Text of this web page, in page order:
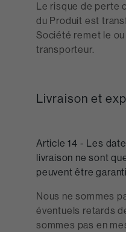
Le risque de perte
du Produit est
Société remet le
transporteur.
Livraison et
Article 14 - Les
livraison ne sont
peuvent être
Nous ne sommes
éventuels retards
sommes pas en